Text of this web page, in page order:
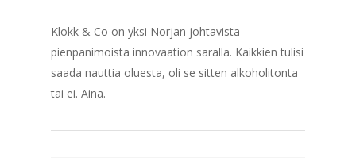
Klokk & Co on yksi Norjan johtavista
pienpanimoista innovaation saralla. Kaikkien tulisi
saada nauttia oluesta, oli se sitten alkoholitonta
tai ei. Aina.